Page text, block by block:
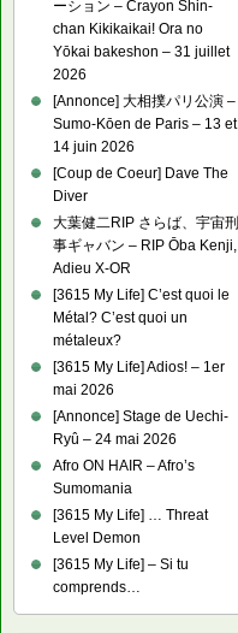
ーション – Crayon Shin-
chan Kikikaikai! Ora no
Yōkai bakeshon – 31 juillet
2026
[Annonce] 大相撲パリ公演 –
Sumo-Kōen de Paris – 13 et
14 juin 2026
[Coup de Coeur] Dave The
Diver
大葉健二RIP さらば、宇宙刑
事ギャバン – RIP Ōba Kenji,
Adieu X-OR
[3615 My Life] C’est quoi le
Métal? C’est quoi un
métaleux?
[3615 My Life] Adios! – 1er
mai 2026
[Annonce] Stage de Uechi-
Ryû – 24 mai 2026
Afro ON HAIR – Afro’s
Sumomania
[3615 My Life] … Threat
Level Demon
[3615 My Life] – Si tu
comprends…